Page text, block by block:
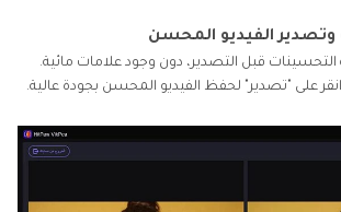
التحسينات قبل التصدير، دون وجود علامات مائية.
على "تصدير" لحفظ الفيديو المحسن بجودة عالية.